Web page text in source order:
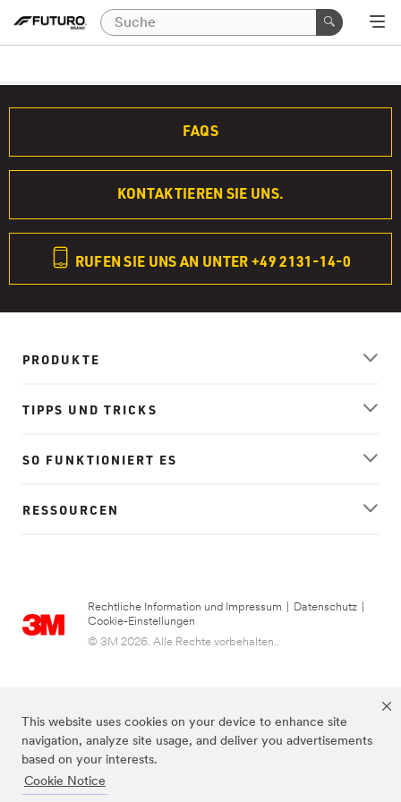
This website uses cookies on your device to enhance site
navigation, analyze site usage, and deliver you advertisements
based on your interests.
Cookie Notice
FAQS
KONTAKTIEREN SIE UNS.
RUFEN SIE UNS AN UNTER +49 2131-14-0
PRODUKTE
TIPPS UND TRICKS
SO FUNKTIONIERT ES
RESSOURCEN
Rechtliche Information und Impressum Datenschutz
Cookie-Einstellungen
© 3M 2026. Alle Rechte vorbehalten..